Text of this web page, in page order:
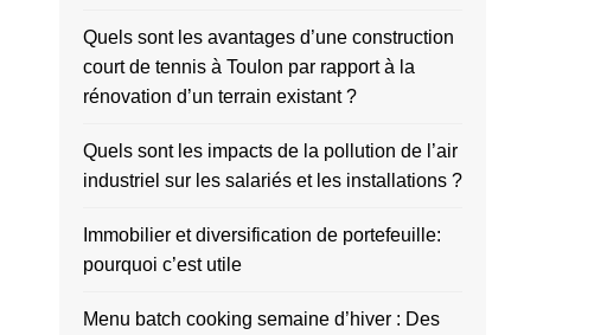
Quels sont les avantages d’une construction
court de tennis à Toulon par rapport à la
rénovation d’un terrain existant ?
Quels sont les impacts de la pollution de l’air
industriel sur les salariés et les installations ?
Immobilier et diversification de portefeuille:
pourquoi c’est utile
Menu batch cooking semaine d’hiver : Des